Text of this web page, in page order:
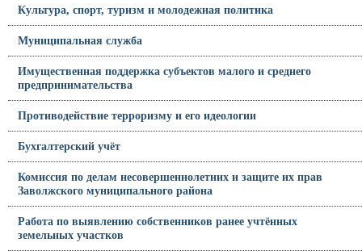
Культура, спорт, туризм и молодежная политика
Муниципальная служба
Имущественная поддержка субъектов малого и среднего
предпринимательства
Противодействие терроризму и его идеологии
Бухгалтерский учёт
Комиссия по делам несовершеннолетних и защите их прав
Заволжского муниципального района
Работа по выявлению собственников ранее учтённых
земельных участков